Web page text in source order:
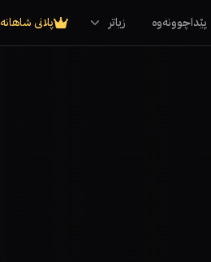
پێداچوونەوە زیاتر پلانی شاهانە